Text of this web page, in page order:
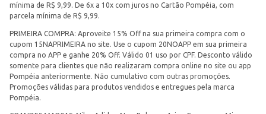
mínima de R$ 9,99. De 6x a 10x com juros no Cartão Pompéia, com
parcela mínima de R$ 9,99.
PRIMEIRA COMPRA: Aproveite 15% Off na sua primeira compra com o
cupom 15NAPRIMEIRA no site. Use o cupom 20NOAPP em sua primeira
compra no APP e ganhe 20% Off. Válido 01 uso por CPF. Desconto válido
somente para clientes que não realizaram compra online no site ou app
Pompéia anteriormente. Não cumulativo com outras promoções.
Promoções válidas para produtos vendidos e entregues pela marca
Pompéia.